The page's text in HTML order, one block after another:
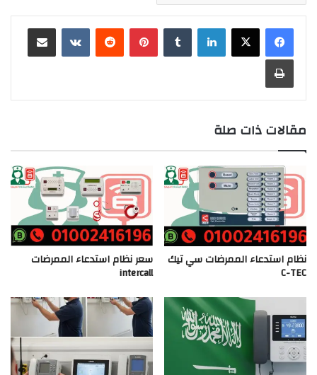
لينكدإن بينتيريست
مقالات ذات صلة
نظام استدعاء الممرضات سي تيك
C-TEC
سعر نظام استدعاء الممرضات
intercall